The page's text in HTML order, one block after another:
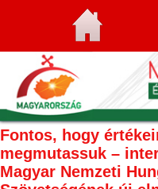
Fontos, hogy
megmutassuk –
Magyar Nemzeti